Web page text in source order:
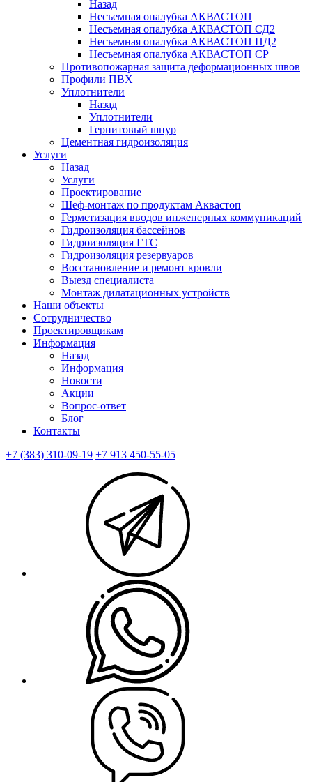
Назад
Несъемная опалубка АКВАСТОП
Несъемная опалубка АКВАСТОП СД2
Несъемная опалубка АКВАСТОП ПД2
Несъемная опалубка АКВАСТОП СР
Противопожарная защита деформационных швов
Профили ПВХ
Уплотнители
Назад
Уплотнители
Гернитовый шнур
Цементная гидроизоляция
Услуги
Назад
Услуги
Проектирование
Шеф-монтаж по продуктам Аквастоп
Герметизация вводов инженерных коммуникаций
Гидроизоляция бассейнов
Гидроизоляция ГТС
Гидроизоляция резервуаров
Восстановление и ремонт кровли
Выезд специалиста
Монтаж дилатационных устройств
Наши объекты
Сотрудничество
Проектировщикам
Информация
Назад
Информация
Новости
Акции
Вопрос-ответ
Блог
Контакты
+7 (383) 310-09-19 +7 913 450-55-05